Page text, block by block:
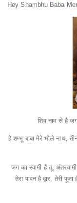
Hey Shambhu Baba
शिव नाम से है
हे शम्भू बाबा मेरे भोले नाथ,
जग का स्वामी है तू,
तेरा पावन है द्वार, तेरी